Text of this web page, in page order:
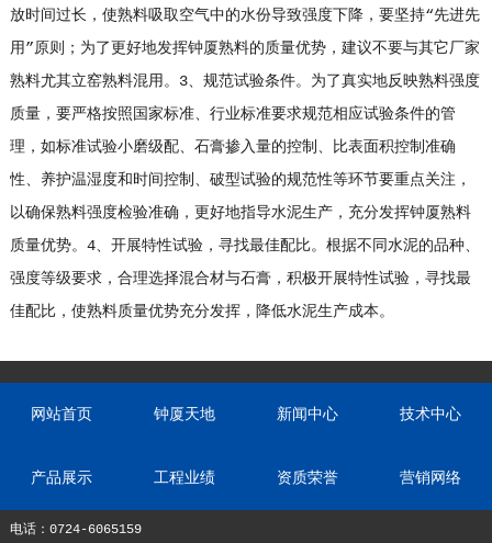
放时间过长，使熟料吸取空气中的水份导致强度下降，要坚持“先进先
用”原则；为了更好地发挥钟厦熟料的质量优势，建议不要与其它厂家
熟料尤其立窑熟料混用。3、规范试验条件。为了真实地反映熟料强度
质量，要严格按照国家标准、行业标准要求规范相应试验条件的管
理，如标准试验小磨级配、石膏掺入量的控制、比表面积控制准确
性、养护温湿度和时间控制、破型试验的规范性等环节要重点关注，
以确保熟料强度检验准确，更好地指导水泥生产，充分发挥钟厦熟料
质量优势。4、开展特性试验，寻找最佳配比。根据不同水泥的品种、
强度等级要求，合理选择混合材与石膏，积极开展特性试验，寻找最
佳配比，使熟料质量优势充分发挥，降低水泥生产成本。
网站首页 钟厦天地 新闻中心 技术中心
产品展示 工程业绩 资质荣誉 营销网络
电话：0724-6065159